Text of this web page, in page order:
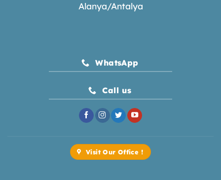
Alanya/Antalya
WhatsApp
Call us
Visit Our Office !